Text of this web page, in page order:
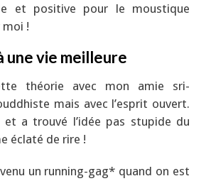
et positive pour le moustique
!
une vie meilleure
théorie avec mon amie sri-
mais avec l’esprit ouvert.
et a trouvé l’idée pas stupide du
éclaté de rire !
un running-gag* quand on est